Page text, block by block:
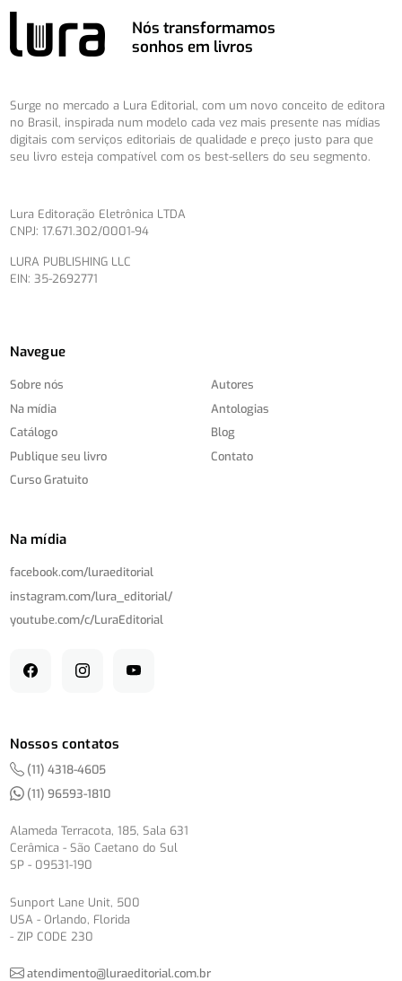
Nós transformamos
sonhos em livros
Surge no mercado a Lura Editorial, com um novo conceito de editora
no Brasil, inspirada num modelo cada vez mais presente nas mídias
digitais com serviços editoriais de qualidade e preço justo para que
seu livro esteja compatível com os best-sellers do seu segmento.
Lura Editoração Eletrônica LTDA
CNPJ: 17.671.302/0001-94
LURA PUBLISHING LLC
EIN: 35-2692771
Navegue
Sobre nós
Na mídia
Catálogo
Publique seu livro
Curso Gratuito
Autores
Antologias
Blog
Contato
Na mídia
facebook.com/luraeditorial
instagram.com/lura_editorial/
youtube.com/c/LuraEditorial
Nossos contatos
(11) 4318-4605
(11) 96593-1810
Alameda Terracota, 185, Sala 631
Cerâmica - São Caetano do Sul
SP - 09531-190
Sunport Lane Unit, 500
USA - Orlando, Florida
- ZIP CODE 230
atendimento@luraeditorial.com.br